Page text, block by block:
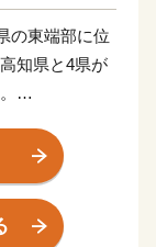
の東端部に位
知県と4県が
300 km、東京
と言われるほ